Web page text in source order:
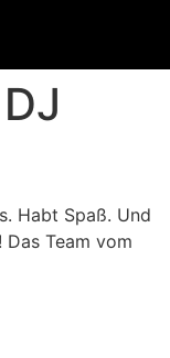
Habt Spaß. Und
Team vom